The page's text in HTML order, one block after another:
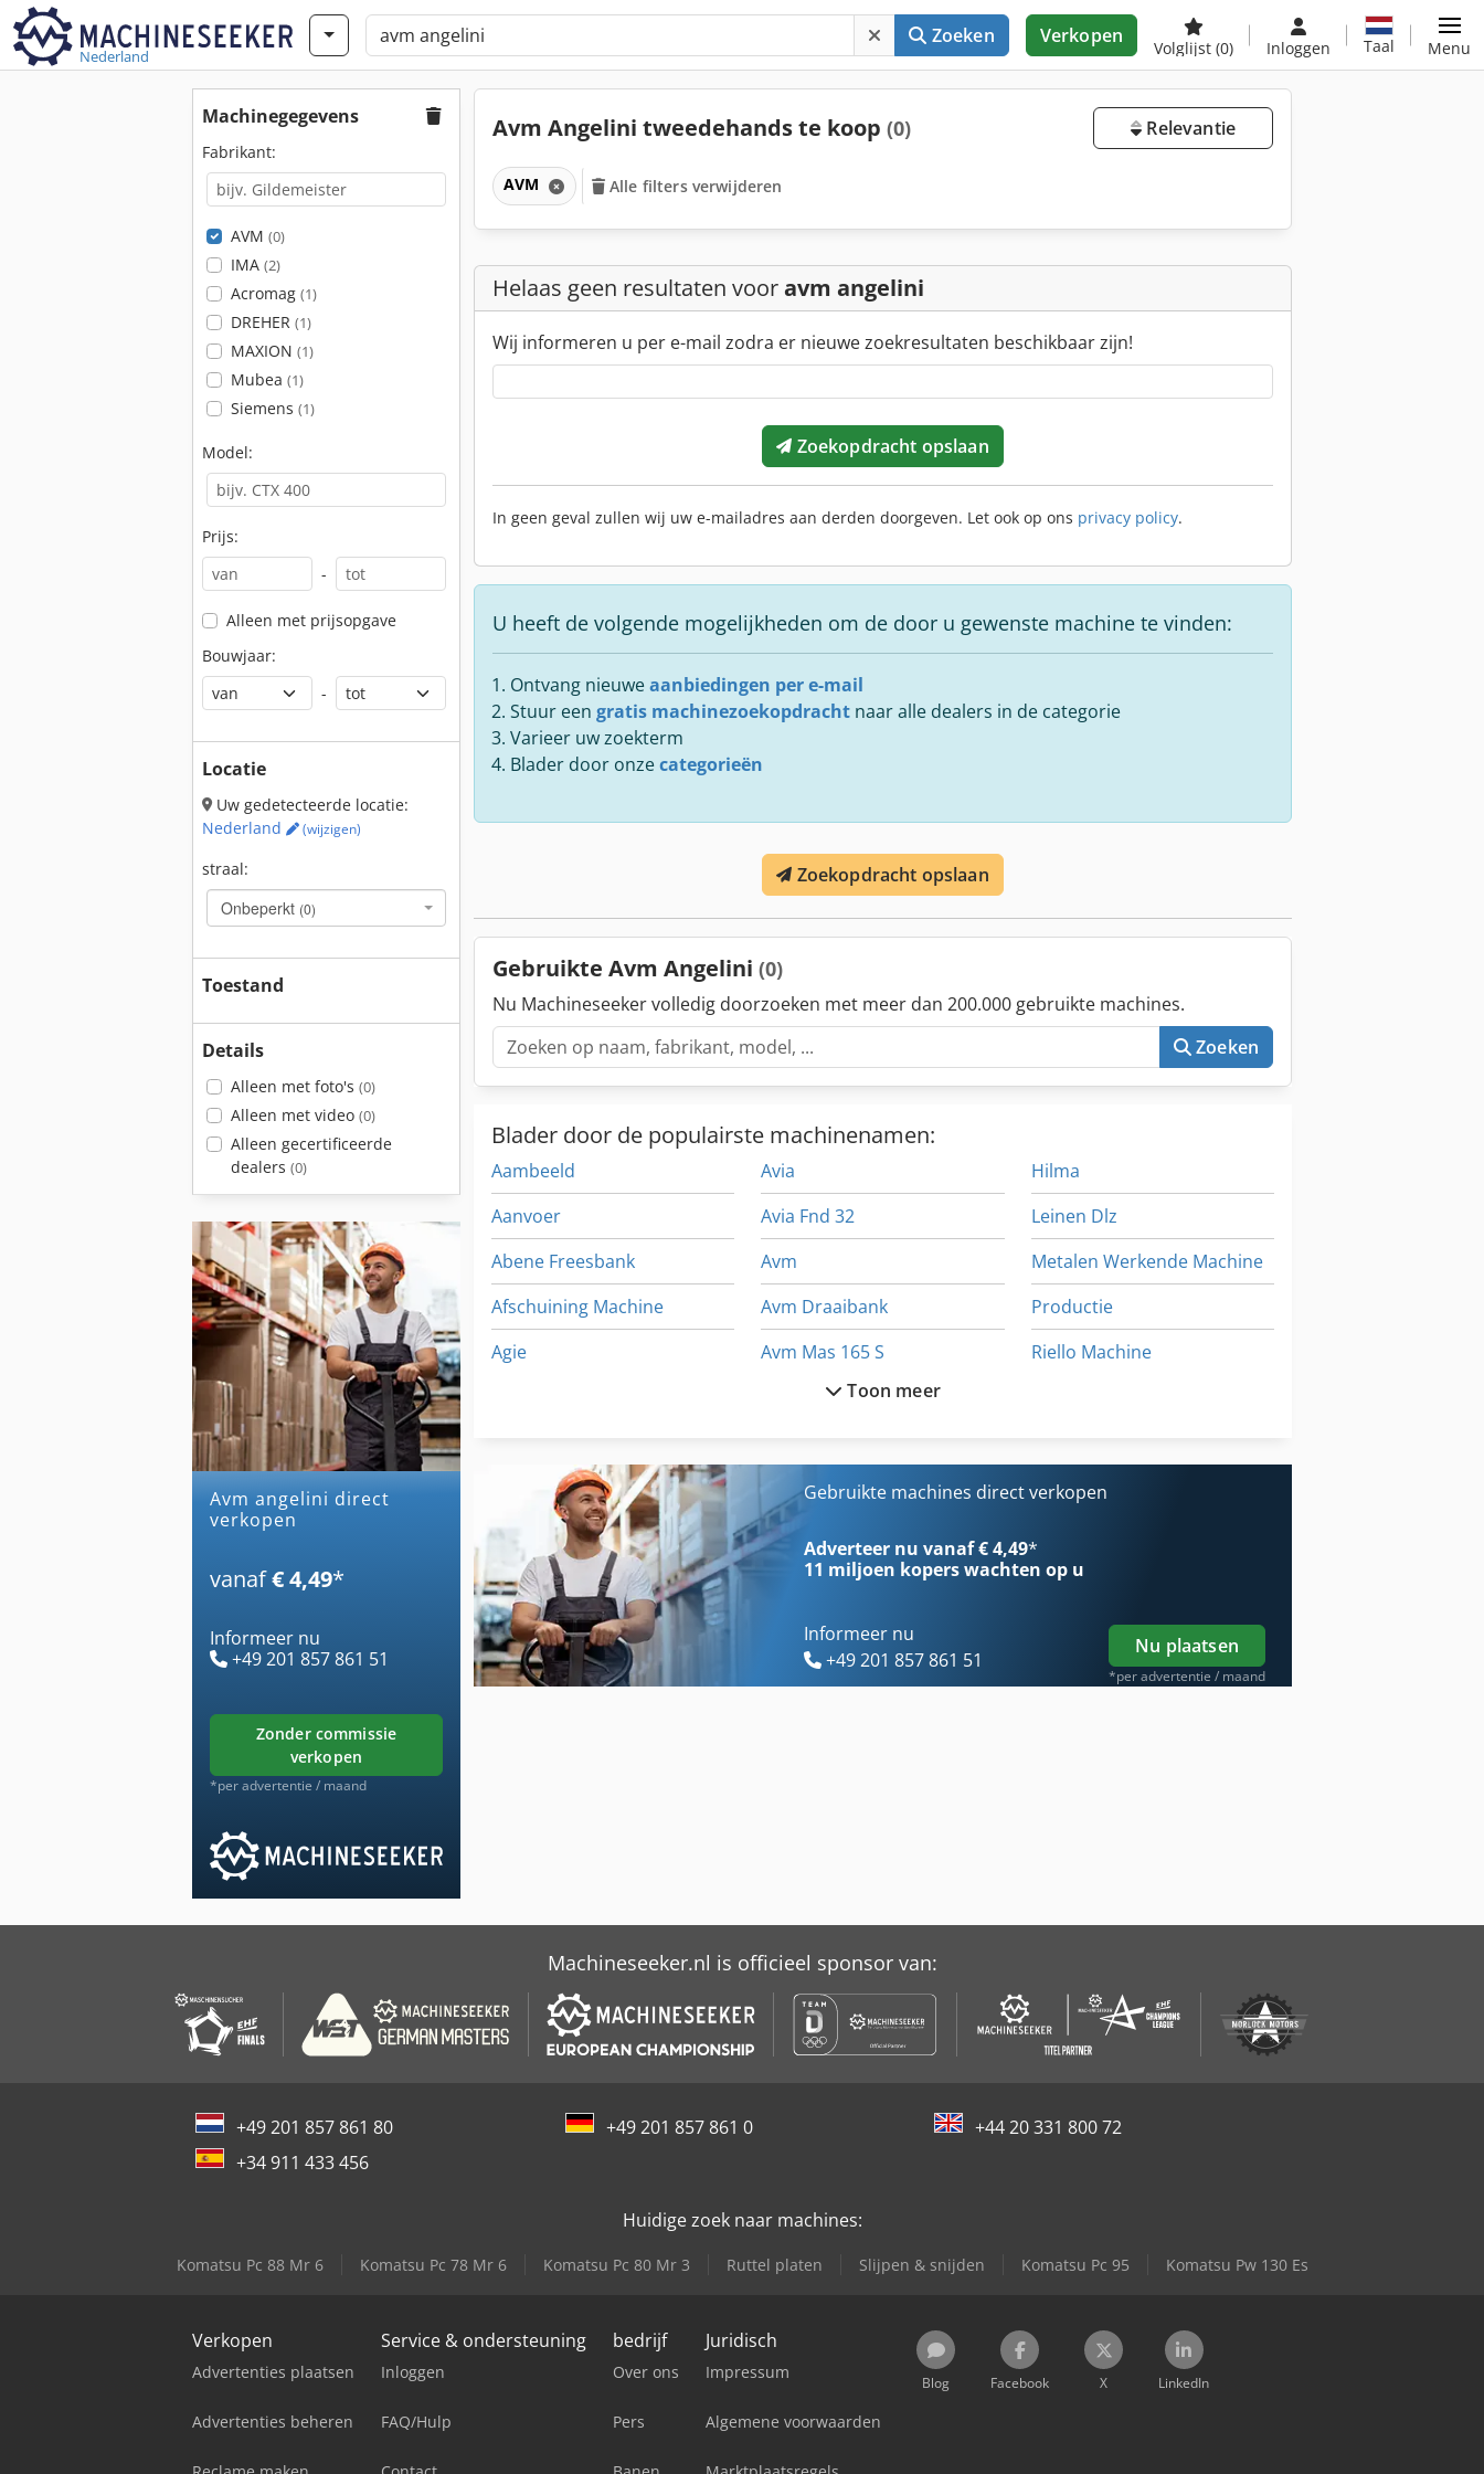
Nederland
Zoeken Verkopen
Volglijst (0) Inloggen Taal Menu
Machinegegevens
Fabrikant:
AVM (0)
IMA (2)
Acromag (1)
DREHER (1)
MAXION (1)
Mubea (1)
Siemens (1)
Model:
Prijs:
-
Alleen met prijsopgave
Bouwjaar:
-
Locatie
Uw gedetecteerde locatie:
Nederland
(wijzigen)
straal:
Onbeperkt (0)
Toestand
Details
Alleen met foto's (0)
Alleen met video (0)
Alleen gecertificeerde
dealers (0)
avm angelini direct
verkopen
vanaf€ 4,49*
Informeer nu
+49 201 857 861 51
zonder commissie
verkopen
*per advertentie / maand
Avm Angelini tweedehands te koop (0) Relevantie
AVM Alle filters verwijderen
Helaas geen resultaten vooravm angelini
Wij informeren u per e-mail zodra er nieuwe zoekresultaten beschikbaar zijn!
Zoekopdracht opslaan
In geen geval zullen wij uw e-mailadres aan derden doorgeven. Let ook op ons privacy policy.
U heeft de volgende mogelijkheden om de door u gewenste machine te vinden:
Ontvang nieuweaanbiedingen per e-mail
Stuur een gratis machinezoekopdracht naar alle dealers in de categorie
Varieer uw zoekterm
Blader door onzecategorieën
Zoekopdracht opslaan
Gebruikte Avm Angelini (0)
Nu Machineseeker volledig doorzoeken met meer dan 200.000 gebruikte machines.
Zoeken
Blader door de populairste machinenamen:
Aambeeld
Aanvoer
Abene Freesbank
Afschuining Machine
Agie
Atm-Machine
Avia
Avia Fnd 32
Avm
Avm Draaibank
Avm Mas 165 S
Deuvel Machine
Elha
Hilma
Leinen Dlz
Metalen Werkende Machine
Productie
Riello Machine
Toon meer
Gebruikte machines direct verkopen
Adverteer nu vanaf € 4,49*
11 miljoen koperswachten op u
Informeer nu
+49 201 857 861 51
Nu plaatsen
*per advertentie / maand
Machineseeker.nl is officieel sponsor van:
+49 201 857 861 80 +49 201 857 861 0
+44 20 331 800 72
+34 911 433 456
Huidige zoek naar machines:
Komatsu Pc 88 Mr 6 Komatsu Pc 78 Mr 6 Komatsu Pc 80 Mr 3 Ruttel platen Slijpen & snijden Komatsu Pc 95 Komatsu Pw 130 Es
Verkopen
Advertenties plaatsen
Advertenties beheren
Service & ondersteuning
Inloggen
FAQ/Hulp
bedrijf
Over ons
Pers
Juridisch
Impressum
Algemene voorwaarden
Blog Facebook X LinkedIn